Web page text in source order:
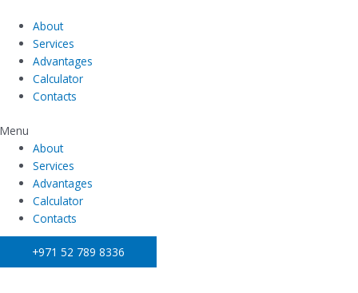
содержимому
About
Services
Advantages
Calculator
Contacts
Menu
About
Services
Advantages
Calculator
Contacts
+971 52 789 8336